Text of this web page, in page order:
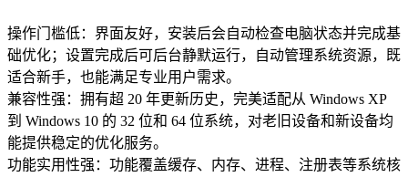
操作门槛低：界面友好，安装后会自动检查电脑状态并完成基
础优化；设置完成后可后台静默运行，自动管理系统资源，既
适合新手，也能满足专业用户需求。
兼容性强：拥有超 20 年更新历史，完美适配从 Windows XP
到 Windows 10 的 32 位和 64 位系统，对老旧设备和新设备均
能提供稳定的优化服务。
功能实用性强：功能覆盖缓存、内存、进程、注册表等系统核